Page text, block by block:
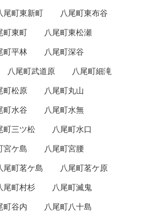
尾町東新町
八尾町東布谷
町東町
八尾町東松瀬
町平林
八尾町深谷
八尾町武道原
八尾町細滝
町松原
八尾町丸山
町水谷
八尾町水無
町三ツ松
八尾町水口
宮ケ島
八尾町宮腰
尾町茗ケ島
八尾町茗ケ原
尾町村杉
八尾町滅鬼
町谷内
八尾町八十島